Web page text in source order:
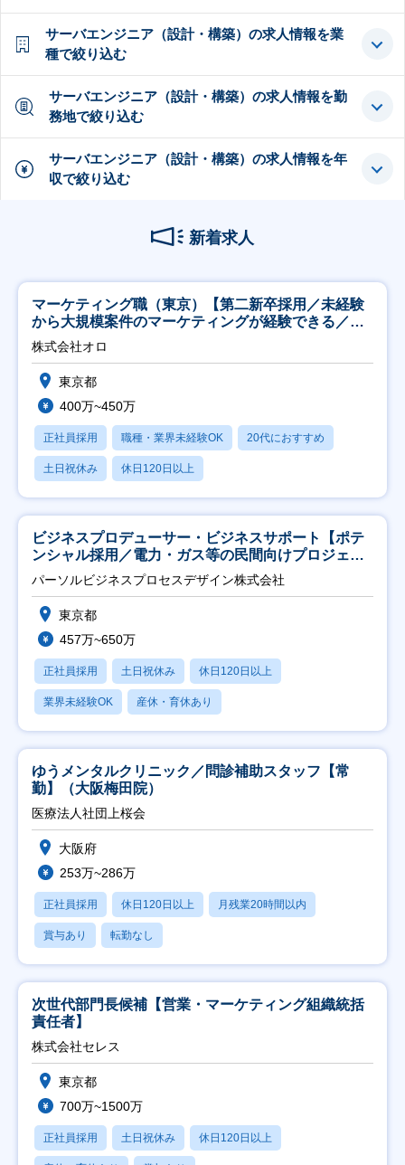
サーバエンジニア（設計・構築）の求人情報を業
種で絞り込む
サーバエンジニア（設計・構築）の求人情報を勤
務地で絞り込む
サーバエンジニア（設計・構築）の求人情報を年
収で絞り込む
新着求人
マーケティング職（東京）【第二新卒採用／未経験
から大規模案件のマーケティングが経験できる／研
修充実】
株式会社オロ
東京都
400万~450万
正社員採用 職種・業界未経験OK 20代におすすめ
土日祝休み 休日120日以上
ビジネスプロデューサー・ビジネスサポート【ポテ
ンシャル採用／電力・ガス等の民間向けプロジェク
ト推進】
パーソルビジネスプロセスデザイン株式会社
東京都
457万~650万
正社員採用 土日祝休み 休日120日以上
業界未経験OK 産休・育休あり
ゆうメンタルクリニック／問診補助スタッフ【常
勤】（大阪梅田院）
医療法人社団上桜会
大阪府
253万~286万
正社員採用 休日120日以上 月残業20時間以内
賞与あり 転勤なし
次世代部門長候補【営業・マーケティング組織統括
責任者】
株式会社セレス
東京都
700万~1500万
正社員採用 土日祝休み 休日120日以上